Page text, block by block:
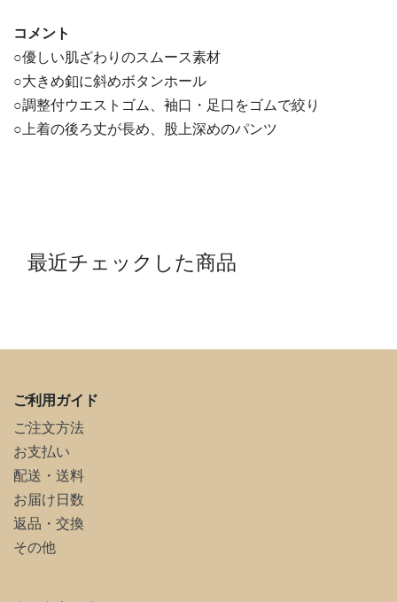
コメント
○優しい肌ざわりのスムース素材
○大きめ釦に斜めボタンホール
○調整付ウエストゴム、袖口・足口をゴムで絞り
○上着の後ろ丈が長め、股上深めのパンツ
最近チェックした商品
ご利用ガイド
ご注文方法
お支払い
配送・送料
お届け日数
返品・交換
その他